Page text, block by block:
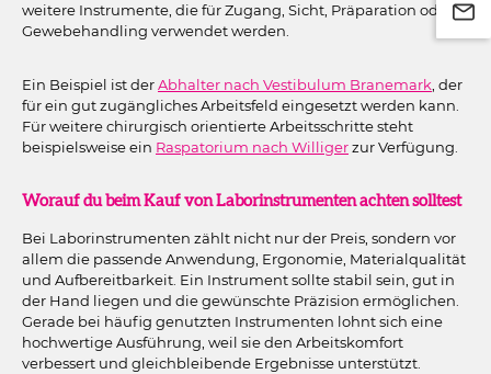
weitere Instrumente, die für Zugang, Sicht, Präparation oder
Gewebehandling verwendet werden.
Ein Beispiel ist derAbhalter nach Vestibulum Branemark, der
für ein gut zugängliches Arbeitsfeld eingesetzt werden kann.
Für weitere chirurgisch orientierte Arbeitsschritte steht
beispielsweise ein Raspatorium nach Willigerzur Verfügung.
Worauf du beim Kauf von Laborinstrumenten achten solltest
Bei Laborinstrumenten zählt nicht nur der Preis, sondern vor
allem die passende Anwendung, Ergonomie, Materialqualität
und Aufbereitbarkeit. Ein Instrument sollte stabil sein, gut in
der Hand liegen und die gewünschte Präzision ermöglichen.
Gerade bei häufig genutzten Instrumenten lohnt sich eine
hochwertige Ausführung, weil sie den Arbeitskomfort
verbessert und gleichbleibende Ergebnisse unterstützt.